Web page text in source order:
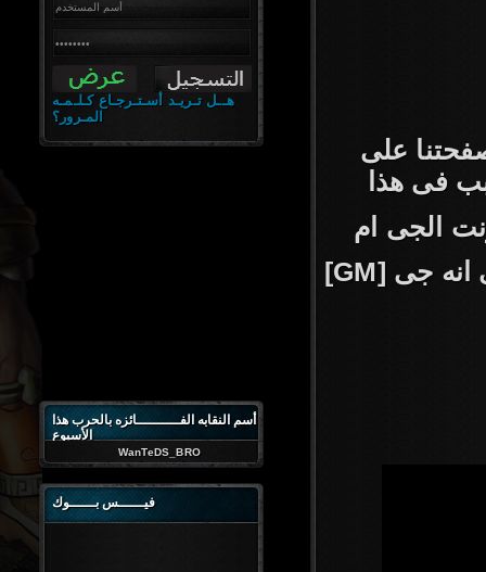
هــل تـريـد أسـتـرجـاع كـلـمـه
المـرور؟
أسم النقابه الفــــــــــائزه بالحرب هذا
الأسبوع
WanTeDS_BRO
فيــــــس بــــــوك
على
فى هذا
الجى ام
[GM] طبعا هيكون باسم اللعبه وزياده العلامه الداله على انه جى